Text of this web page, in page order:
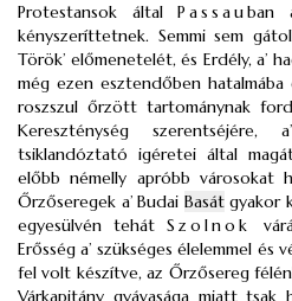
Protestansok általPassauban
kényszeríttetnek. Semmi sem
Török’ előmenetelét, és Erdély, a’
még ezen esztendőben
roszszul őrzött tartománynak
Kereszténység
tsiklandóztató igéretei által
előbb némelly apróbb városokat
Őrzőseregek a’ Budai Basátgyakor
egyesülvén tehátSzolnok
Erősség a’ szükséges élelemmel
fel volt készítve, az Őrzősereg
Várkapitány gyávasága miatt tsak